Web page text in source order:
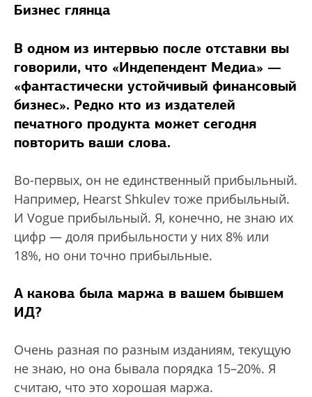
Бизнес глянца
В одном из интервью после отставки вы
говорили, что «Индепендент Медиа» —
«фантастически устойчивый финансовый
бизнес». Редко кто из издателей
печатного продукта может сегодня
повторить ваши слова.
Во-первых, он не единственный прибыльный.
Например, Hearst Shkulev тоже прибыльный.
И Vogue прибыльный. Я, конечно, не знаю их
цифр — доля прибыльности у них 8% или
18%, но они точно прибыльные.
А какова была маржа в вашем бывшем
ИД?
Очень разная по разным изданиям, текущую
не знаю, но она бывала порядка 15–20%. Я
считаю, что это хорошая маржа.